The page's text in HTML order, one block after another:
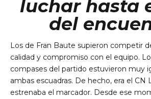
luchar hasta
del
Los de Fran Baute supieron competir
calidad y compromiso con el equipo.
compases del partido estuvieron muy
ambas escuadras. De hecho, era el CN
estrenaba el marcador. Desde ese